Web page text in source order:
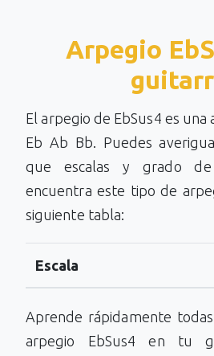
Arpegio
El arpegio de EbSus4 es una
Eb Ab Bb. Puedes
que escalas y grado
encuentra este tipo de
siguiente tabla:
Escala
Aprende rápidamente
arpegio EbSus4 en tu